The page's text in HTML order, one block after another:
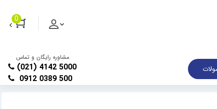
0
مشاوره رایگان و تماس
(021) 4142 5000
0912 0389 500